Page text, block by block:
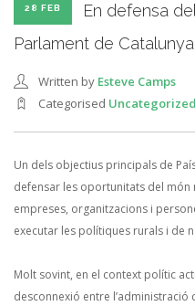
28 FEB
En defensa
Parlament de Catalunya
Written by Esteve Camps
Categorised Uncategorized
Un dels objectius principals de
defensar les oportunitats del món
empreses, organitzacions i
executar les polítiques rurals i de
Molt sovint, en el context polític
desconnexió entre